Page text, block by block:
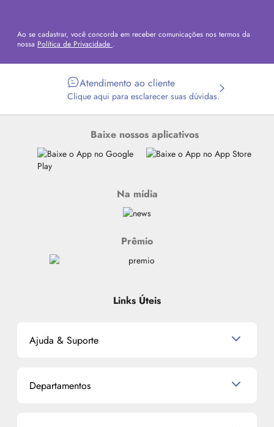
Ao se cadastrar, você concorda em receber comunicações nos termos da
nossa Política de Privacidade .
Atendimento ao cliente
Clique aqui para esclarecer suas dúvidas.
Baixe nossos aplicativos
Na mídia
Prêmio
Links Úteis
Ajuda & Suporte
Política de Devolução
Departamentos